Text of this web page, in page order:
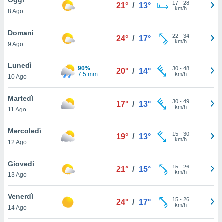
è
al sito
di
ci
di
il
un
la
nella
8 Ago
21° / 13° 17- 28
km/h
Domani
9 Ago
24° / 17° 22- 34
km/h
Lunedì
10 Ago
90%
7.5 mm
20° / 14° 30- 48
km/h
Martedì
11 Ago
17° / 13° 30- 49
km/h
Mercoledì
12 Ago
19° / 13° 15- 30
km/h
Giovedi
13 Ago
21° / 15° 15- 26
km/h
Venerdì
14 Ago
24° / 17° 15- 26
km/h